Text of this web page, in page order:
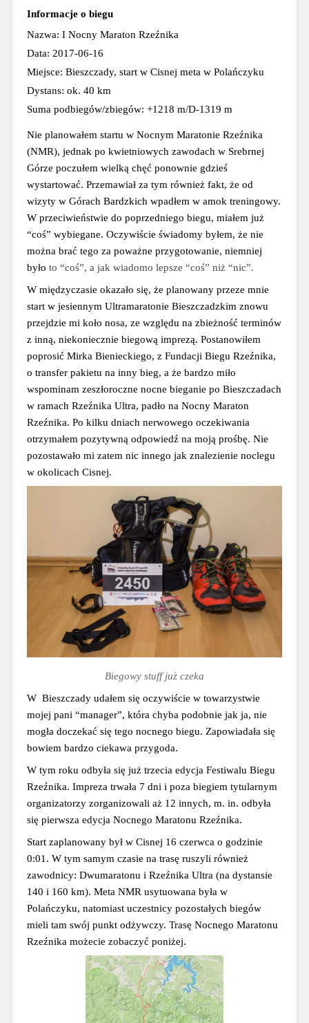
Informacje o biegu
Nazwa: I Nocny Maraton Rzeźnika
Data: 2017-06-16
Miejsce: Bieszczady, start w Cisnej meta w Polańczyku
Dystans: ok. 40 km
Suma podbiegów/zbiegów: +1218 m/D-1319 m
Nie planowałem startu w Nocnym Maratonie Rzeźnika
(NMR), jednak po kwietniowych zawodach w Srebrnej
Górze poczułem wielką chęć ponownie gdzieś
wystartować. Przemawiał za tym również fakt, że od
wizyty w Górach Bardzkich wpadłem w amok treningowy.
W przeciwieństwie do poprzedniego biegu, miałem już
“coś” wybiegane. Oczywiście świadomy byłem, że nie
można brać tego za poważne przygotowanie, niemniej
było to “coś”, a jak wiadomo lepsze “coś” niż “nic”.
W międzyczasie okazało się, że planowany przeze mnie
start w jesiennym Ultramaratonie Bieszczadzkim znowu
przejdzie mi koło nosa, ze względu na zbieżność terminów
z inną, niekoniecznie biegową imprezą. Postanowiłem
poprosić Mirka Bienieckiego, z Fundacji Biegu Rzeźnika,
o transfer pakietu na inny bieg, a że bardzo miło
wspominam zeszłoroczne nocne bieganie po Bieszczadach
w ramach Rzeźnika Ultra, padło na Nocny Maraton
Rzeźnika. Po kilku dniach nerwowego oczekiwania
otrzymałem pozytywną odpowiedź na moją prośbę. Nie
pozostawało mi zatem nic innego jak znalezienie noclegu
w okolicach Cisnej.
Biegowy stuff już czeka
W  Bieszczady udałem się oczywiście w towarzystwie
mojej pani “manager”, która chyba podobnie jak ja, nie
mogła doczekać się tego nocnego biegu. Zapowiadała się
bowiem bardzo ciekawa przygoda.
W tym roku odbyła się już trzecia edycja Festiwalu Biegu
Rzeźnika. Impreza trwała 7 dni i poza biegiem tytularnym
organizatorzy zorganizowali aż 12 innych, m. in. odbyła
się pierwsza edycja Nocnego Maratonu Rzeźnika.
Start zaplanowany był w Cisnej 16 czerwca o godzinie
0:01. W tym samym czasie na trasę ruszyli również
zawodnicy: Dwumaratonu i Rzeźnika Ultra (na dystansie
140 i 160 km). Meta NMR usytuowana była w
Polańczyku, natomiast uczestnicy pozostałych biegów
mieli tam swój punkt odżywczy. Trasę Nocnego Maratonu
Rzeźnika możecie zobaczyć poniżej.